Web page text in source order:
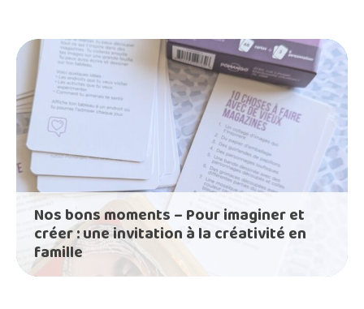
Nos bons moments – Pour imaginer et
créer : une invitation à la créativité en
famille